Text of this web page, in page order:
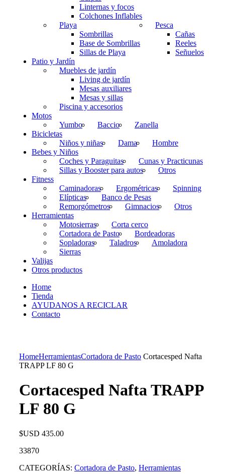
Linternas y focos
Colchones Inflables
Playa
Sombrillas
Base de Sombrillas
Sillas de Playa
Pesca
Cañas
Reeles
Señuelos
Patio y Jardín
Muebles de jardín
Living de jardín
Mesas auxiliares
Mesas y sillas
Piscina y accesorios
Motos
Yumbo
Baccio
Zanella
Bicicletas
Niños y niñas
Dama
Hombre
Bebes y Niños
Coches y Paraguitas
Cunas y Practicunas
Sillas y Booster para autos
Otros
Fitness
Caminadoras
Ergométricas
Spinning
Elípticas
Banco de Pesas
Remorgómetros
Gimnacios
Otros
Herramientas
Motosierras
Corta cerco
Cortadora de Pasto
Bordeadoras
Sopladoras
Taladros
Amoladora
Sierras
Valijas
Otros productos
Home
Tienda
AYUDANOS A RECICLAR
Contacto
HomeHerramientasCortadora de Pasto Cortacesped Nafta
TRAPP LF 80 G
Cortacesped Nafta TRAPP
LF 80 G
$USD 435.00
33870
CATEGORÍAS: Cortadora de Pasto, Herramientas